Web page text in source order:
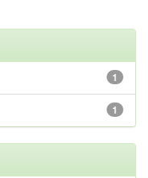
1
1